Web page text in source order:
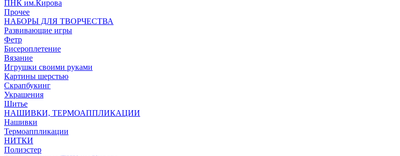
ПНК им.Кирова
Прочее
НАБОРЫ ДЛЯ ТВОРЧЕСТВА
Развивающие игры
Фетр
Бисероплетение
Вязание
Игрушки своими руками
Картины шерстью
Скрапбукинг
Украшения
Шитье
НАШИВКИ, ТЕРМОАППЛИКАЦИИ
Нашивки
Термоаппликации
НИТКИ
Полиэстер